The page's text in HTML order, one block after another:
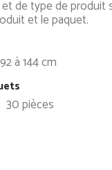
de type de produit
et le paquet.
à 144 cm